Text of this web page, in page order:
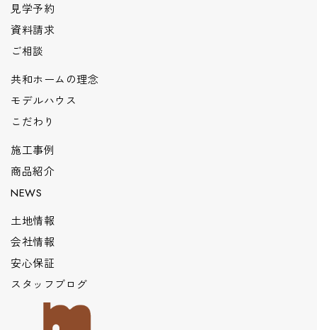
見学予約
資料請求
ご相談
共和ホームの理念
モデルハウス
こだわり
施工事例
商品紹介
NEWS
土地情報
会社情報
安心保証
スタッフブログ